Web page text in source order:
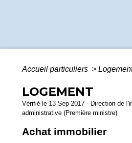
Accueil particuliers >
LOGEMENT
Vérifié le 13 Sep 2017 - Direction de
administrative (Première ministre)
Achat immobilier